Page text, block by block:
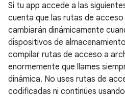
Si tu app accede a las
cuenta que las rutas de
cambiarán dinámicamente
dispositivos de
compilar rutas de acceso a
enormemente que llames
dinámica. No uses rutas de
codificadas ni continúes